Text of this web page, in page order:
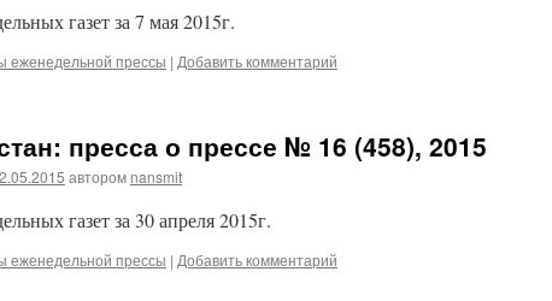
газет за 7 мая 2015г.
еженедельной прессы | Добавить комментарий
пресса о прессе № 16 (458), 2015
автором nansmit
газет за 30 апреля 2015г.
еженедельной прессы | Добавить комментарий